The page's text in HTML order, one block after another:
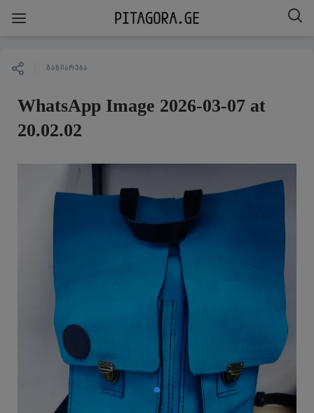
ᲒᲐᲖᲘᲐᲠᲔᲑᲐ
WhatsApp Image 2026-03-07 at
20.02.02